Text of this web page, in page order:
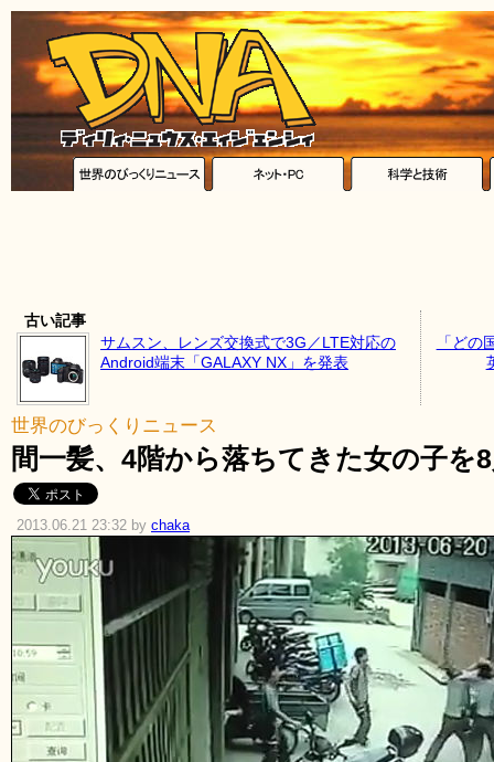
古い記事
サムスン、レンズ交換式で3G／LTE対応の
Android端末「GALAXY NX」を発表
「どの
世界のびっくりニュース
間一髪、4階から落ちてきた女の子を
2013.06.21 23:32 by chaka